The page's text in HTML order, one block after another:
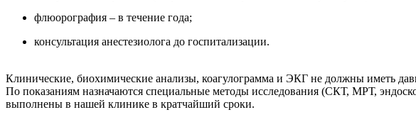
флюорография – в течение года;
консультация анестезиолога до госпитализации.
Клинические, биохимические анализы, коагулограмма и ЭКГ не должны иметь
По показаниям назначаются специальные методы исследования (СКТ, МРТ,
выполнены в нашей клинике в кратчайший сроки.